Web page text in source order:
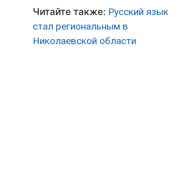
Читайте также: Русский язык
стал региональным в
Николаевской области